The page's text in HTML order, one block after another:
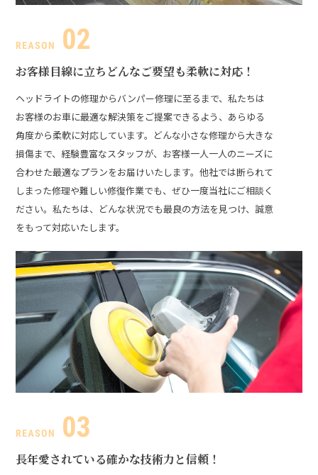
お客様目線に立ち どんなご要望も柔軟に対応！
ヘッドライトの修理からバンパー修理に至るまで、私たちは
お客様のお車に最適な解決策をご提案できるよう、あらゆる
角度から柔軟に対応しています。どんな小さな修理から大きな
損傷まで、経験豊富なスタッフが、お客様一人一人のニーズに
合わせた最適なプランをお届けいたします。他社では断られて
しまった修理や難しい修復作業でも、ぜひ一度当社にご相談く
ださい。私たちは、どんな状況でも最良の方法を見つけ、誠意
をもって対応いたします。
長年愛されている確かな技術力と信頼！